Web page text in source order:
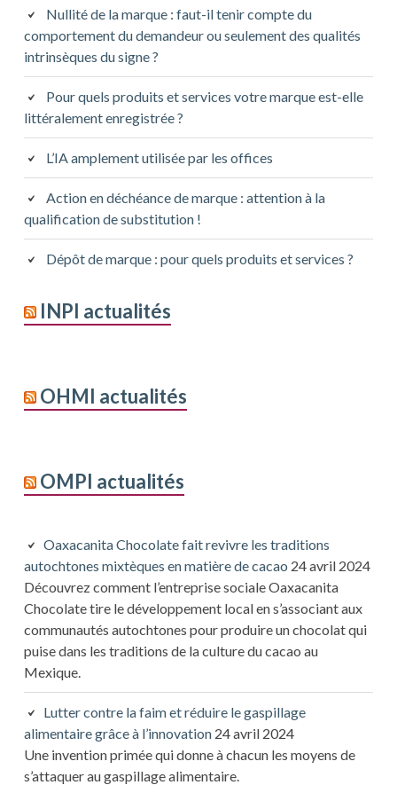
Nullité de la marque : faut-il tenir compte du
comportement du demandeur ou seulement des qualités
intrinsèques du signe ?
Pour quels produits et services votre marque est-elle
littéralement enregistrée ?
L’IA amplement utilisée par les offices
Action en déchéance de marque : attention à la
qualification de substitution !
Dépôt de marque : pour quels produits et services ?
INPI actualités
OHMI actualités
OMPI actualités
Oaxacanita Chocolate fait revivre les traditions
autochtones mixtèques en matière de cacao 24 avril 2024
Découvrez comment l’entreprise sociale Oaxacanita
Chocolate tire le développement local en s’associant aux
communautés autochtones pour produire un chocolat qui
puise dans les traditions de la culture du cacao au
Mexique.
Lutter contre la faim et réduire le gaspillage
alimentaire grâce à l’innovation 24 avril 2024
Une invention primée qui donne à chacun les moyens de
s’attaquer au gaspillage alimentaire.